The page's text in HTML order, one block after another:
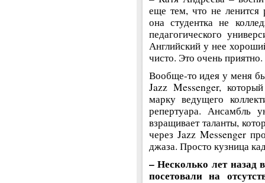
еще тем, что не
она студентка не
педагогического
Английский у нее
чисто. Это очень приятно.
Вообще-то идея у меня
Jazz Messenger,
марку ведущего
репертуара. Ансамбль
взращивает таланты,
через Jazz Messenger
джаза. Просто кузница
– Несколько лет назад
посетовали на